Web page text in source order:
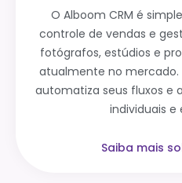
O Alboom CRM é
controle de vendas e
fotógrafos, estúdios e
atualmente no mercado.
automatiza seus fluxos e
individuais e
Saiba mais